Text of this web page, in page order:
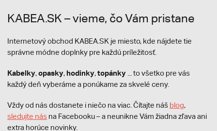
KABEA.SK – vieme, čo Vám pristane
Internetový obchod KABEA.SK je miesto, kde nájdete tie
správne módne doplnky pre každú príležitosť.
Kabelky,opasky, hodinky,topánky ... to všetko pre vás
každý deň vyberáme a ponúkame za skvelé ceny.
Vždy od nás dostanete i niečo na viac. Čítajte náš blog,
sledujte nás na Facebooku – a neunikne Vám žiadna zľava ani
extra horúce novinky.